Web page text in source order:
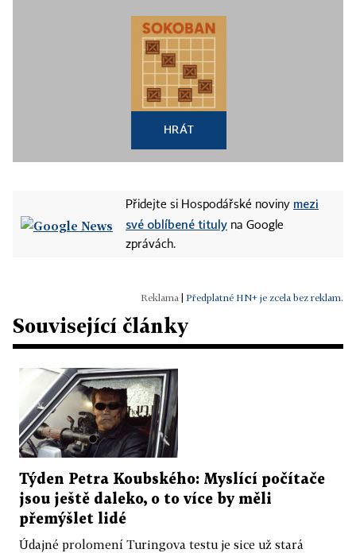
HRÁT
Přidejte si Hospodářské noviny mezi
své oblíbené tituly na Google
zprávách.
Předplatné HN+ je zcela bez reklam.
Související články
Týden Petra Koubského: Myslící počítače
jsou ještě daleko, o to více by měli
přemýšlet lidé
Údajné prolomení Turingova testu je sice už stará